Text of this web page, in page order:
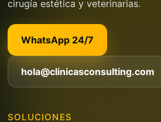
cirugía estética y veterinarias.
WhatsApp 24/7
hola@clinicasconsulting.com
SOLUCIONES